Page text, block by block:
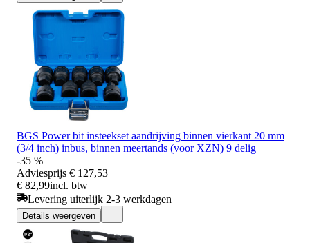
BGS Power bit insteekset aandrijving binnen vierkant 20 mm
(3/4 inch) inbus, binnen meertands (voor XZN) 9 delig
-35 %
Adviesprijs € 127,53
€ 82,99incl. btw
Levering uiterlijk 2-3 werkdagen
Details weergeven